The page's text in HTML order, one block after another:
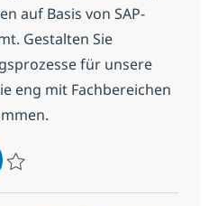
auf Basis von SAP-
Gestalten Sie
für unsere
eng mit Fachbereichen
Planning Senior